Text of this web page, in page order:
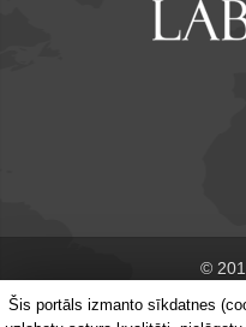
©
Šis portāls izmanto sīkdatnes